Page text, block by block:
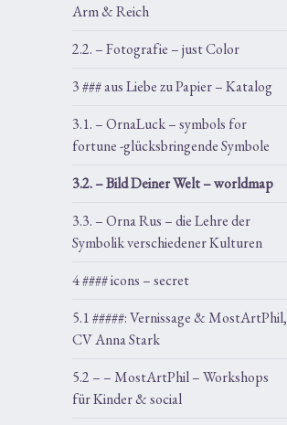
Arm & Reich
2.2. – Fotografie – just Color
3 ### aus Liebe zu Papier – Katalog
3.1. – OrnaLuck – symbols for
fortune -glücksbringende Symbole
3.2. – Bild Deiner Welt – worldmap
3.3. – Orna Rus – die Lehre der
Symbolik verschiedener Kulturen
4 #### icons – secret
5.1 #####: Vernissage & MostArtPhil,
CV Anna Stark
5.2 – – MostArtPhil – Workshops
für Kinder & social